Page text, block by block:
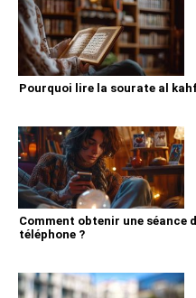
Pourquoi lire la sourate al
Comment obtenir une séance
téléphone ?